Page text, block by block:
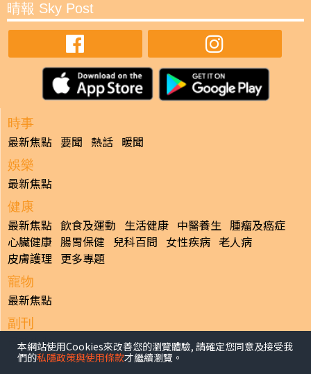
晴報 Sky Post
時事
最新焦點 要聞 熱話 暖聞
娛樂
最新焦點
健康
最新焦點 飲食及運動 生活健康 中醫養生 腫瘤及癌症
心臟健康 腸胃保健 兒科百問 女性疾病 老人病
皮膚護理 更多專題
寵物
最新焦點
副刊
最新焦點
日報
本網站使用Cookies來改善您的瀏覽體驗, 請確定您同意及接受我
們的私隱政策與使用條款才繼續瀏覽。